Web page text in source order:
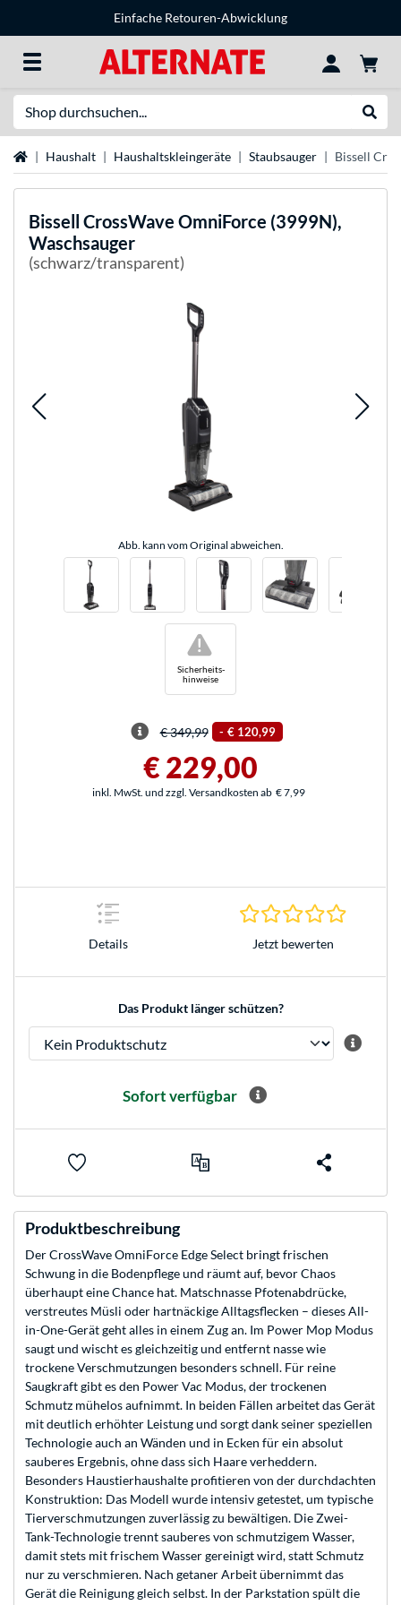
Einfache Retouren-Abwicklung
StartseiteHaushalt Haushaltskleingeräte Staubsauger Bissell
Bissell CrossWave OmniForce (3999N),
Waschsauger
(schwarz/transparent)
Abb. kann vom Original abweichen.
Sicherheits-
hinweise
!
€ 349,99 - € 120,99
€ 229,00
inkl. MwSt. und zzgl. Versandkosten ab € 7,99
Details Jetzt bewerten
Das Produkt länger schützen?
Sofort verfügbar
Produktbeschreibung
Der CrossWave OmniForce Edge Select bringt frischen
Schwung in die Bodenpflege und räumt auf, bevor Chaos
überhaupt eine Chance hat. Matschnasse Pfotenabdrücke,
verstreutes Müsli oder hartnäckige Alltagsflecken – dieses All-
in-One-Gerät geht alles in einem Zug an. Im Power Mop Modus
saugt und wischt es gleichzeitig und entfernt nasse wie
trockene Verschmutzungen besonders schnell. Für reine
Saugkraft gibt es den Power Vac Modus, der trockenen
Schmutz mühelos aufnimmt. In beiden Fällen arbeitet das Gerät
mit deutlich erhöhter Leistung und sorgt dank seiner speziellen
Technologie auch an Wänden und in Ecken für ein absolut
sauberes Ergebnis, ohne dass sich Haare verheddern.
Besonders Haustierhaushalte profitieren von der durchdachten
Konstruktion: Das Modell wurde intensiv getestet, um typische
Tierverschmutzungen zuverlässig zu bewältigen. Die Zwei-
Tank-Technologie trennt sauberes von schmutzigem Wasser,
damit stets mit frischem Wasser gereinigt wird, statt Schmutz
nur zu verschmieren. Nach getaner Arbeit übernimmt das
Gerät die Reinigung gleich selbst. In der Parkstation spült die